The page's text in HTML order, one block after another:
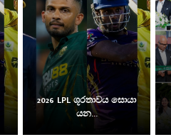
2026 LPL ශූරතාවය සොයා
යන...